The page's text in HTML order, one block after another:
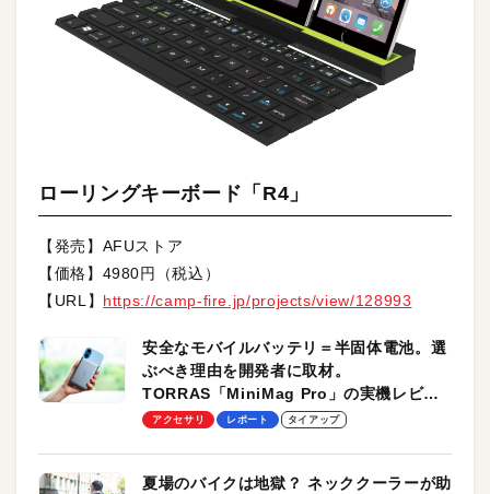
ローリングキーボード「R4」
【発売】AFUストア
【価格】4980円（税込）
【URL】 https://camp-fire.jp/projects/view/128993
安全なモバイルバッテリ＝半固体電池。選
ぶべき理由を開発者に取材。
TORRAS「MiniMag Pro」の実機レビュ
ーも
アクセサリ レポート タイアップ
夏場のバイクは地獄？ ネッククーラーが助